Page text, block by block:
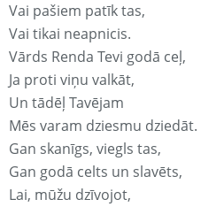
Vai pašiem patīk tas,
Vai tikai neapnicis.
Vārds Renda Tevi godā ceļ,
Ja proti viņu valkāt,
Un tādēļ Tavējam
Mēs varam dziesmu dziedāt.
Gan skanīgs, viegls tas,
Gan godā celts un slavēts,
Lai, mūžu dzīvojot,